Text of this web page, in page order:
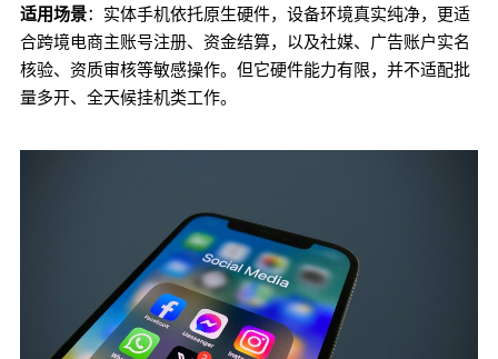
适用场景：实体手机依托原生硬件，设备环境真实纯净，更适
合跨境电商主账号注册、资金结算，以及社媒、广告账户实名
核验、资质审核等敏感操作。但它硬件能力有限，并不适配批
量多开、全天候挂机类工作。